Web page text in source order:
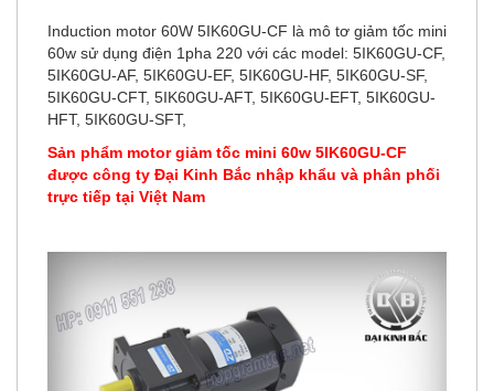
Induction motor 60W 5IK60GU-CF là mô tơ giảm tốc mini
60w sử dụng điện 1pha 220 với các model: 5IK60GU-CF,
5IK60GU-AF, 5IK60GU-EF, 5IK60GU-HF, 5IK60GU-SF,
5IK60GU-CFT, 5IK60GU-AFT, 5IK60GU-EFT, 5IK60GU-
HFT, 5IK60GU-SFT,
Sản phẩm motor giảm tốc mini 60w 5IK60GU-CF
được công ty Đại Kinh Bắc nhập khẩu và phân phối
trực tiếp tại Việt Nam